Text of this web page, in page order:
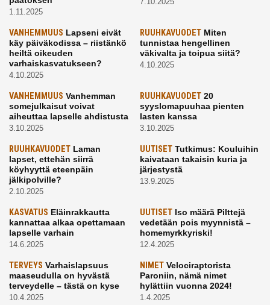
1.11.2025
VANHEMMUUS Lapseni eivät
käy päiväkodissa – riistänkö
heiltä oikeuden
varhaiskasvatukseen?
4.10.2025
RUUHKAVUODETMiten
tunnistaa hengellinen
väkivalta ja toipua siitä?
4.10.2025
VANHEMMUUS Vanhemman
somejulkaisut voivat
aiheuttaa lapselle ahdistusta
3.10.2025
RUUHKAVUODET20
syyslomapuuhaa pienten
lasten kanssa
3.10.2025
RUUHKAVUODET Laman
lapset, ettehän siirrä
köyhyyttä eteenpäin
jälkipolville?
2.10.2025
UUTISETTutkimus: Kouluihin
kaivataan takaisin kuria ja
järjestystä
13.9.2025
KASVATUS Eläinrakkautta
kannattaa alkaa opettamaan
lapselle varhain
14.6.2025
UUTISETIso määrä Pilttejä
vedetään pois myynnistä –
homemyrkkyriski!
12.4.2025
TERVEYS Varhaislapsuus
maaseudulla on hyvästä
terveydelle – tästä on kyse
10.4.2025
NIMETVelociraptorista
Paroniin, nämä nimet
hylättiin vuonna 2024!
1.4.2025